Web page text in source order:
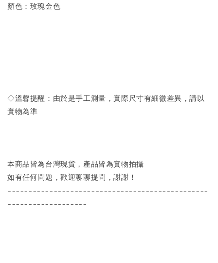
顏色：玫瑰金色
◇溫馨提醒：由於是手工測量，實際尺寸有細微差異，請以
實物為準
本商品皆為台灣現貨，產品皆為實物拍攝
如有任何問題，歡迎聊聊提問，謝謝！
------------------------------------------------
-------------------